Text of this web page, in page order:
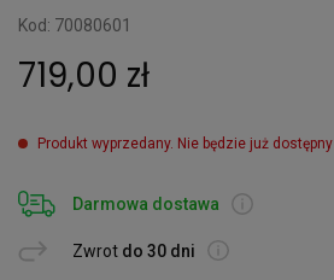
Kod: 70080601
719,00 zł
Produkt wyprzedany. Nie będzie już dostępny
Darmowa dostawa
Zwrot do 30 dni